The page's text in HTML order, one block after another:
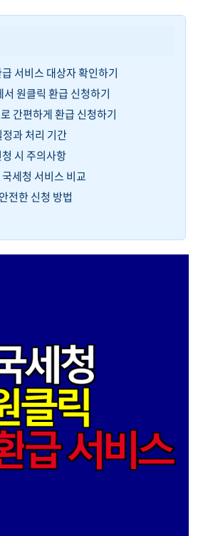
서비스 대상자 확인하기
원클릭 환급 신청하기
간편하게 환급 신청하기
과 처리 기간
시 주의사항
세청 서비스 비교
전한 신청 방법